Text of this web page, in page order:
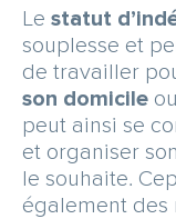
Le statut
souplesse et
de travailler
son domicile
peut ainsi se
et organiser
le souhaite.
également des